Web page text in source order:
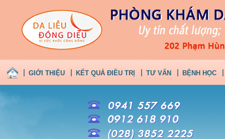
GIỚI THIỆU KẾT QUẢ ĐIỀU TRỊ TƯ VẤN BỆNH HỌC